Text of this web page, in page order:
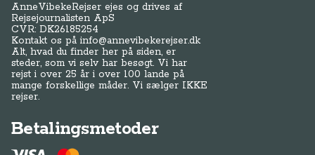
AnneVibekeRejser ejes og drives af
Rejsejournalisten ApS
CVR: DK26185254
Kontakt os påinfo@annevibekerejser.dk
Alt, hvad du finder her på siden, er
steder, som vi selv har besøgt. Vi har
rejst i over 25 år i over 100 lande på
mange forskellige måder. Vi sælger IKKE
rejser.
Betalingsmetoder